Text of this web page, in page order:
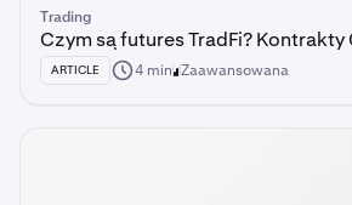
Trading
Czym są futures TradFi? Kontrakty
ARTICLE 4 min Zaawansowana